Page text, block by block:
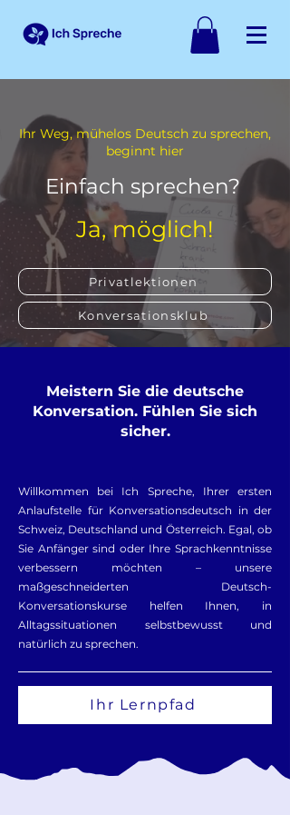
Ihr Weg, mühelos Deutsch zu sprechen,
beginnt hier
Einfach sprechen?
Ja, möglich!
Privatlektionen
Konversationsklub
Meistern Sie die deutsche
Konversation. Fühlen Sie sich
sicher.
Willkommen bei Ich Spreche, Ihrer ersten
Anlaufstelle für Konversationsdeutsch in der
Schweiz, Deutschland und Österreich. Egal, ob
Sie Anfänger sind oder Ihre Sprachkenntnisse
verbessern möchten – unsere
maßgeschneiderten Deutsch-
Konversationskurse helfen Ihnen, in
Alltagssituationen selbstbewusst und
natürlich zu sprechen.
Ihr Lernpfad